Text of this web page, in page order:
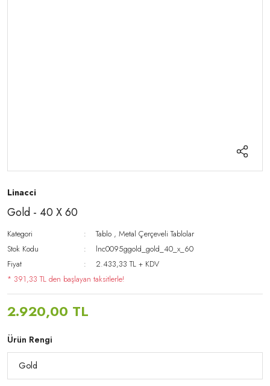
Linacci
Gold - 40 X 60
Kategori Tablo ,Metal Çerçeveli Tablolar
Stok Kodu
lnc0095ggold_gold_40_x_60
Fiyat
2.433,33 TL + KDV
* 391,33 TL den başlayan taksitlerle!
2.920,00 TL
Ürün Rengi